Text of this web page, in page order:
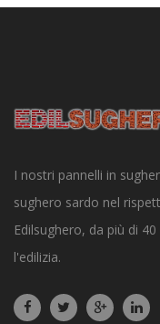
I nostri pannelli in
sughero sardo nel
Edilsughero, da più di
l'edilizia.